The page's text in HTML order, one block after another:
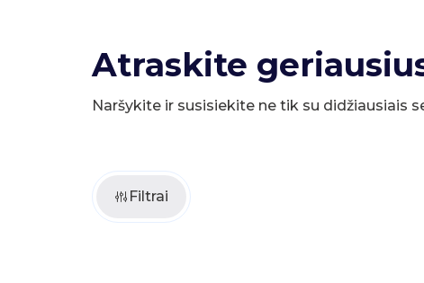
Atraskite
Naršykite ir susisiekite ne tik su didžiausiais
Filtrai